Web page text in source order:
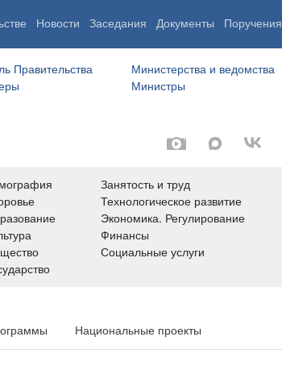
Новости Заседания Документы Поручения
Правительства
Министерства и ведомства
Министры
Занятость и труд
Технологическое развитие
Экономика. Регулирование
Финансы
Социальные услуги
Национальные проекты